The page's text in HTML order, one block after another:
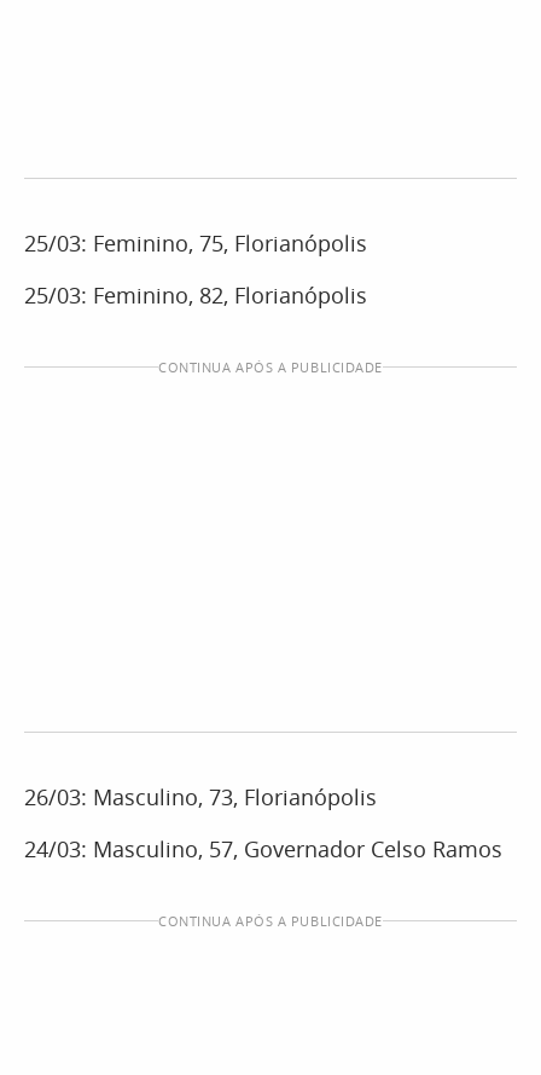
25/03: Feminino, 75, Florianópolis
25/03: Feminino, 82, Florianópolis
CONTINUA APÓS A PUBLICIDADE
26/03: Masculino, 73, Florianópolis
24/03: Masculino, 57, Governador Celso Ramos
CONTINUA APÓS A PUBLICIDADE